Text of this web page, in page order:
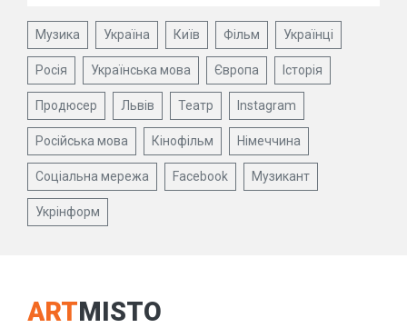
Музика Україна Київ Фільм Українці
Росія Українська мова Європа Історія
Продюсер Львів Театр Instagram
Російська мова Кінофільм Німеччина
Соціальна мережа Facebook Музикант
Укрінформ
ARTMISTO